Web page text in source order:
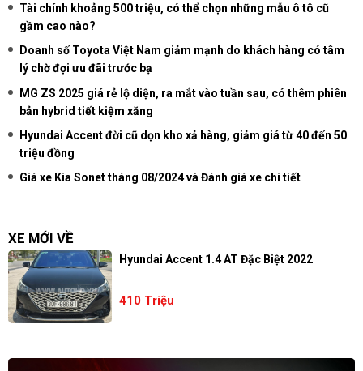
Tài chính khoảng 500 triệu, có thể chọn những mẫu ô tô cũ
gầm cao nào?
Doanh số Toyota Việt Nam giảm mạnh do khách hàng có tâm
lý chờ đợi ưu đãi trước bạ
MG ZS 2025 giá rẻ lộ diện, ra mắt vào tuần sau, có thêm phiên
bản hybrid tiết kiệm xăng
Hyundai Accent đời cũ dọn kho xả hàng, giảm giá từ 40 đến 50
triệu đồng
Giá xe Kia Sonet tháng 08/2024 và Đánh giá xe chi tiết
XE MỚI VỀ
Hyundai Accent 1.4 AT Đặc Biệt 2022
410 Triệu